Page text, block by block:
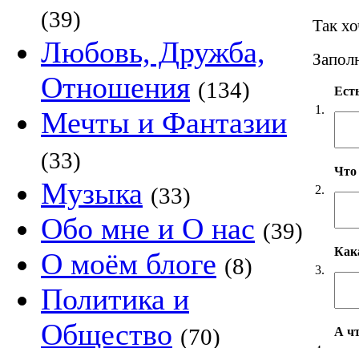
(39)
Любовь, Дружба,
Отношения (134)
Мечты и Фантазии
(33)
Музыка (33)
Обо мне и О нас (39)
О моём блоге (8)
Политика и
Общество (70)
Так
1.
2.
Что
3.
А